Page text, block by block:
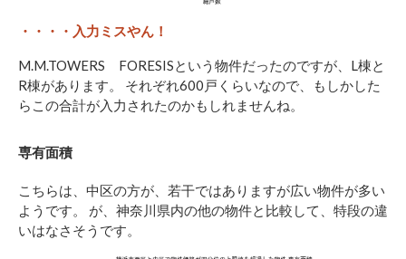
・・・・入力ミスやん！
M.M.TOWERS FORESISという物件だったのですが、L棟と
R棟があります。 それぞれ600戸くらいなので、もしかした
らこの合計が入力されたのかもしれませんね。
専有面積
こちらは、中区の方が、若干ではありますが広い物件が多い
ようです。 が、神奈川県内の他の物件と比較して、特段の違
いはなさそうです。